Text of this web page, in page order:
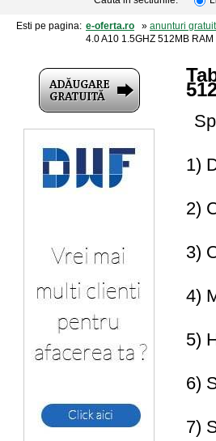
Esti pe pagina: e-oferta.ro » anunturi
4.0 A10 1.5GHZ 512MB
1)
2)
3)
4)
5)
6)
7)